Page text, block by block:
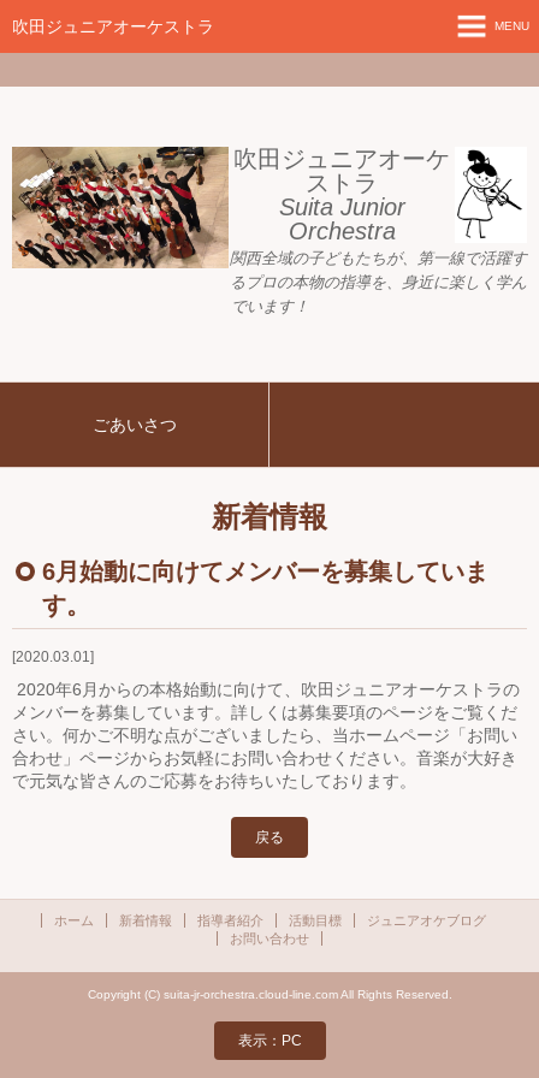
verification=nW1XDOjsXUeBk5Tr0WL2kTnlmTP78udH3yRHAbTSBv8
吹田ジュニアオーケストラ
吹田ジュニアオーケ
ストラ
Suita Junior
Orchestra
関西全域の子どもたちが、
第一線で活躍す
るプロの本物の指導を、身近に楽しく学ん
でいます！
MENU
ホーム
新着情報
活動目標
指導者ご紹介
プレジュニア クラス
Ｑ＆Ａ
お問い合わせ
ジュニアオケブログ
ごあいさつ
新着情報
2020.03.01
6月始動に向けてメンバーを募集していま
す。
2020年6月からの本格始動に向けて、吹田ジュニアオーケストラの
メンバーを募集しています。詳しくは募集要項のページをご覧くだ
さい。何かご不明な点がございましたら、当ホームページ「お問い
合わせ」ページからお気軽にお問い合わせください。音楽が大好き
で元気な皆さんのご応募をお待ちいたしております。
戻る
ホーム 新着情報 指導者紹介 活動目標
ジュニアオケブログ
お問い合わせ
Copyright (C) suita-jr-orchestra.cloud-line.com All Rights Reserved.
表示：PC